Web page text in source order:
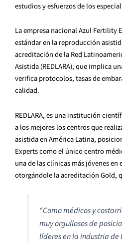
estudios y esfuerzos de los
La empresa nacional Azul Fertility
estándar en la reproducción
acreditación de la Red
Asistida (REDLARA), que implica
verifica protocolos, tasas de
calidad.
REDLARA, es una institución
a los mejores los centros que
asistida en América Latina,
Experts como el único centro
una de las clínicas más jóvenes
otorgándole la acreditación Gold,
“Como médicos y
muy orgullosos de
líderes en la industria